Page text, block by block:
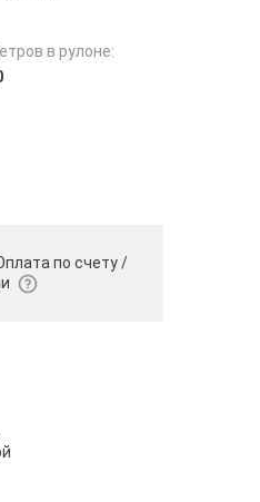
в рулоне:
по счету /